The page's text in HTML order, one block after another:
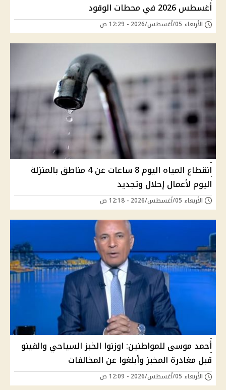
أغسطس 2026 في محطات الوقود
الأربعاء 05/أغسطس/2026 - 12:29 ص
انقطاع المياه اليوم 8 ساعات عن 4 مناطق بالمنزلة
اليوم لأعمال إحلال وتجديد
الأربعاء 05/أغسطس/2026 - 12:18 ص
أحمد موسى للمواطنين: اوزنوا الخبز السياحي والفينو
قبل مغادرة المخبز وأبلغوا عن المخالفات
الأربعاء 05/أغسطس/2026 - 12:09 ص